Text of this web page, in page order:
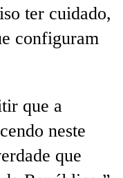
ter cuidado,
configuram
que a
neste
que